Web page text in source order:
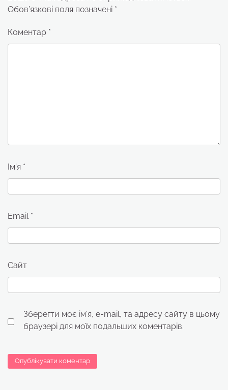
Обов’язкові поля позначені *
Коментар *
Ім'я *
Email *
Сайт
Зберегти моє ім'я, e-mail, та адресу сайту в цьому
браузері для моїх подальших коментарів.